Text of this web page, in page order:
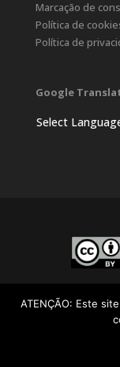
Marcação de
Política de
Política de
Google
Select
ATENÇÃO: Este